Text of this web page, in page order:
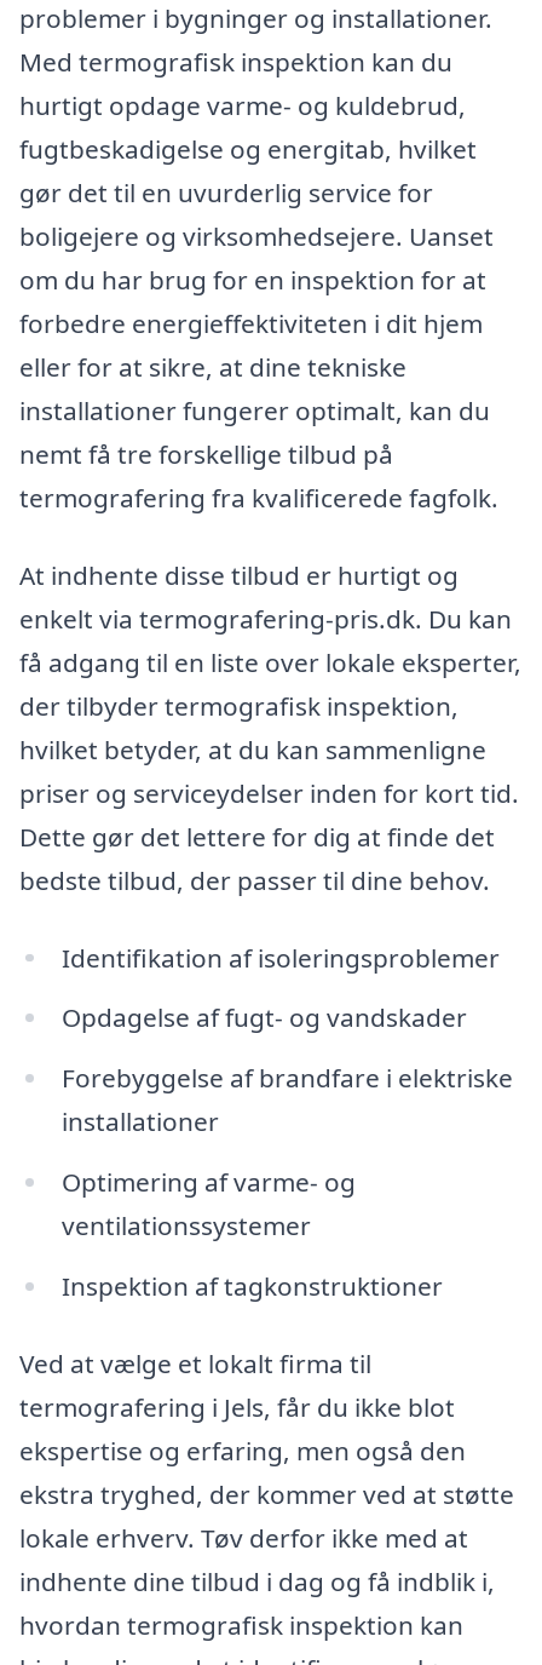
problemer i bygninger og installationer.
Med termografisk inspektion kan du
hurtigt opdage varme- og kuldebrud,
fugtbeskadigelse og energitab, hvilket
gør det til en uvurderlig service for
boligejere og virksomhedsejere. Uanset
om du har brug for en inspektion for at
forbedre energieffektiviteten i dit hjem
eller for at sikre, at dine tekniske
installationer fungerer optimalt, kan du
nemt få tre forskellige tilbud på
termografering fra kvalificerede fagfolk.
At indhente disse tilbud er hurtigt og
enkelt via termografering-pris.dk. Du kan
få adgang til en liste over lokale eksperter,
der tilbyder termografisk inspektion,
hvilket betyder, at du kan sammenligne
priser og serviceydelser inden for kort tid.
Dette gør det lettere for dig at finde det
bedste tilbud, der passer til dine behov.
Identifikation af isoleringsproblemer
Opdagelse af fugt- og vandskader
Forebyggelse af brandfare i elektriske
installationer
Optimering af varme- og
ventilationssystemer
Inspektion af tagkonstruktioner
Ved at vælge et lokalt firma til
termografering i Jels, får du ikke blot
ekspertise og erfaring, men også den
ekstra tryghed, der kommer ved at støtte
lokale erhverv. Tøv derfor ikke med at
indhente dine tilbud i dag og få indblik i,
hvordan termografisk inspektion kan